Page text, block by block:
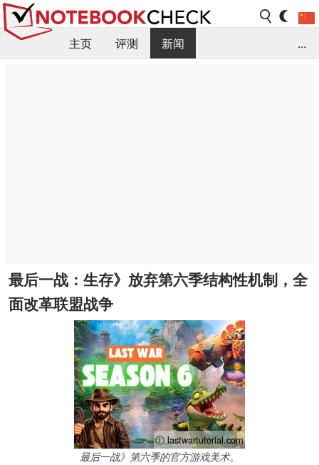
主页 评测
新闻
...
最后一战：生存》放弃第六季结构性机制，全
面改革联盟战争
ⓘ lastwartutorial.com
最后一战》第六季的官方游戏美术。